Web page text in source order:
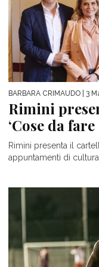
BARBARA CRIMAUDO | 3
Rimini
‘Cose da fare
Rimini presenta il
appuntamenti di